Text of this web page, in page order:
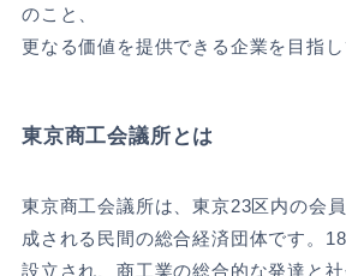
のこと、
更なる価値を提供できる企業を目指し
東京商工会議所とは
東京商工会議所は、東京23区内の会
成される民間の総合経済団体です。
設立され、商工業の総合的な発達と